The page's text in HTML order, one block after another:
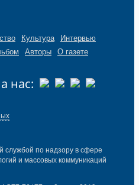
Культура Интервью
Авторы О газете
нас:
службой по надзору в сфере
и массовых коммуникаций